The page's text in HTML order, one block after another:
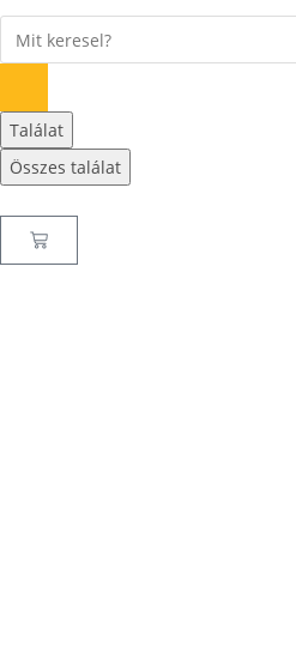
Találat
Összes találat